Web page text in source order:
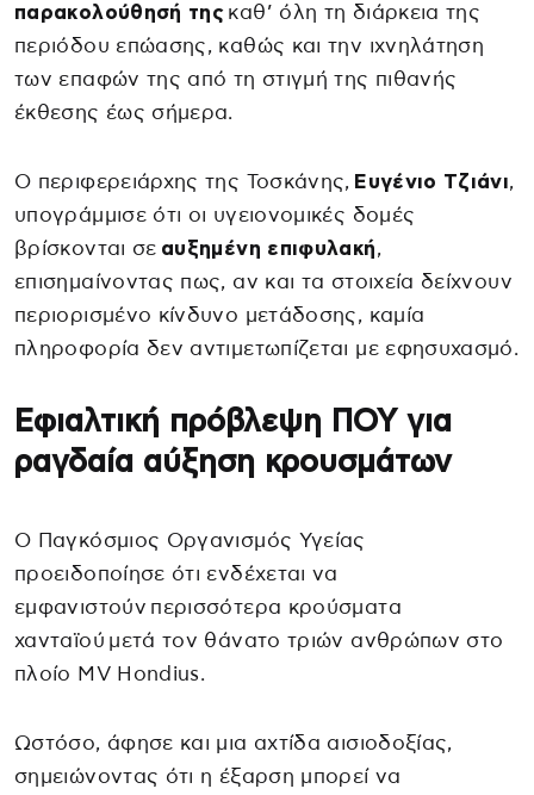
παρακολούθησή της καθ’ όλη τη διάρκεια της
περιόδου επώασης, καθώς και την ιχνηλάτηση
των επαφών της από τη στιγμή της πιθανής
έκθεσης έως σήμερα.
Ο περιφερειάρχης της Τοσκάνης, Ευγένιο Τζιάνι,
υπογράμμισε ότι οι υγειονομικές δομές
βρίσκονται σε αυξημένη επιφυλακή,
επισημαίνοντας πως, αν και τα στοιχεία δείχνουν
περιορισμένο κίνδυνο μετάδοσης, καμία
πληροφορία δεν αντιμετωπίζεται με εφησυχασμό.
Εφιαλτική πρόβλεψη ΠΟΥ για
ραγδαία αύξηση κρουσμάτων
Ο Παγκόσμιος Οργανισμός Υγείας
προειδοποίησε ότι ενδέχεται να
εμφανιστούν περισσότερα κρούσματα
χανταϊού μετά τον θάνατο τριών ανθρώπων στο
πλοίο MV Hondius.
Ωστόσο, άφησε και μια αχτίδα αισιοδοξίας,
σημειώνοντας ότι η έξαρση μπορεί να